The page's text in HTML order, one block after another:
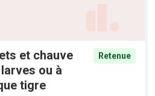
et chauve
ou à
tigre
Retenue